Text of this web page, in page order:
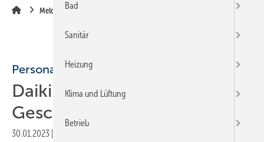
Meldungen
Personalie
Daikin: Neue
Geschäftsführung
30.01.2023
Bad
Sanitär
Heizung
Klima und Lüftung
Betrieb